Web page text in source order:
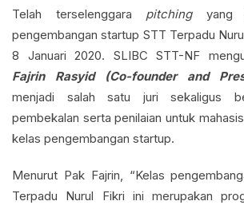
Telah terselenggara pitchingyang
pengembangan startup STT Terpadu
8 Januari 2020. SLIBC STT-NF
Fajrin Rasyid (Co-founder and
menjadi salah satu juri sekaligus
pembekalan serta penilaian untuk
kelas pengembangan startup.
Menurut Pak Fajrin, “Kelas
Terpadu Nurul Fikri ini merupakan